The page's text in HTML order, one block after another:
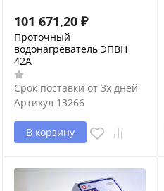
101 671,20 ₽
Проточный
водонагреватель ЭПВН
42А
Срок поставки от 3х дней
Артикул 13266
В корзину